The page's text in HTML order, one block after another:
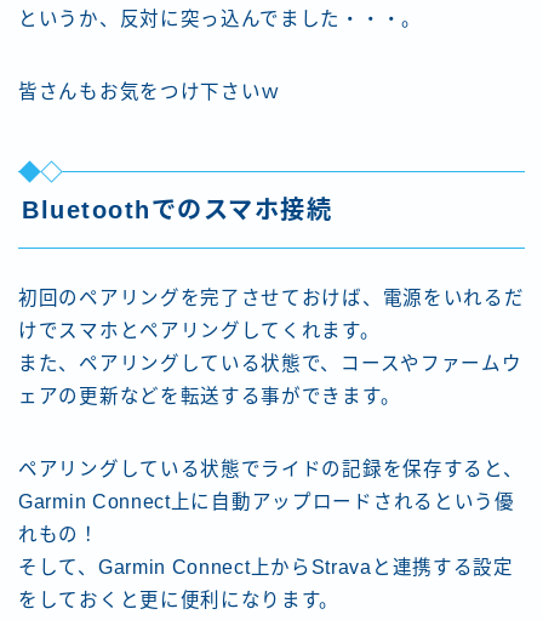
というか、反対に突っ込んでました・・・。
皆さんもお気をつけ下さいｗ
Bluetoothでのスマホ接続
初回のペアリングを完了させておけば、電源をいれるだ
けでスマホとペアリングしてくれます。
また、ペアリングしている状態で、コースやファームウ
ェアの更新などを転送する事ができます。
ペアリングしている状態でライドの記録を保存すると、
Garmin Connect上に自動アップロードされるという優
れもの！
そして、Garmin Connect上からStravaと連携する設定
をしておくと更に便利になります。